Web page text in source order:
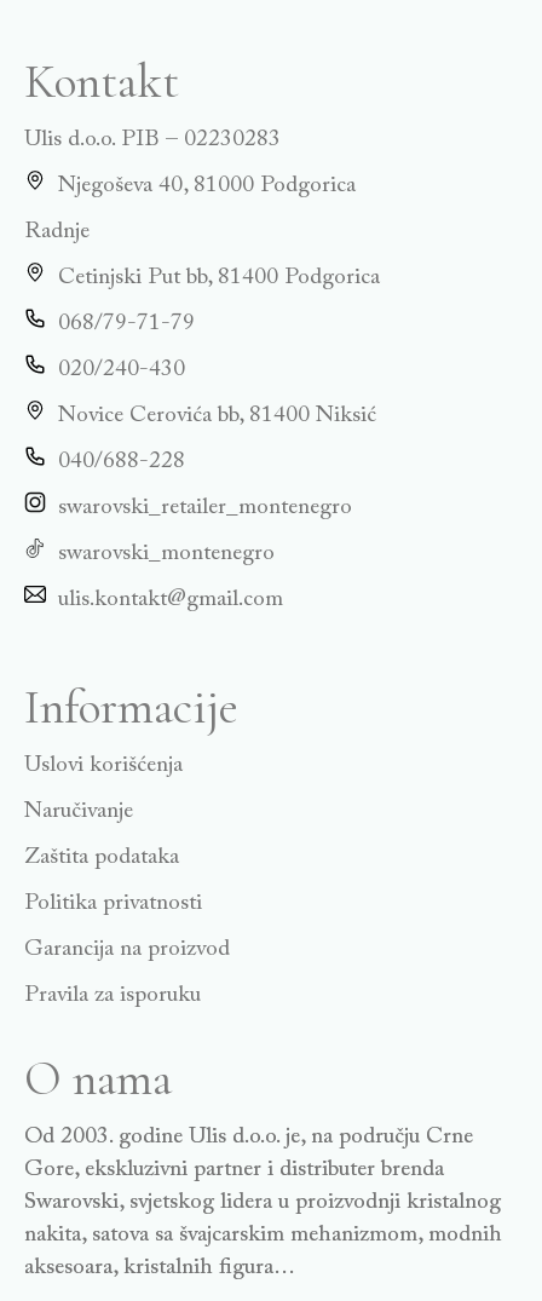
Kontakt
Ulis d.o.o. PIB – 02230283
Njegoševa 40, 81000 Podgorica
Radnje
Cetinjski Put bb, 81400 Podgorica
068/79-71-79
020/240-430
Novice Cerovića bb, 81400 Niksić
040/688-228
swarovski_retailer_montenegro
swarovski_montenegro
ulis.kontakt@gmail.com
Informacije
Uslovi korišćenja
Naručivanje
Zaštita podataka
Politika privatnosti
Garancija na proizvod
Pravila za isporuku
O nama
Od 2003. godine Ulis d.o.o. je, na području Crne
Gore, ekskluzivni partner i distributer brenda
Swarovski, svjetskog lidera u proizvodnji kristalnog
nakita, satova sa švajcarskim mehanizmom, modnih
aksesoara, kristalnih figura…